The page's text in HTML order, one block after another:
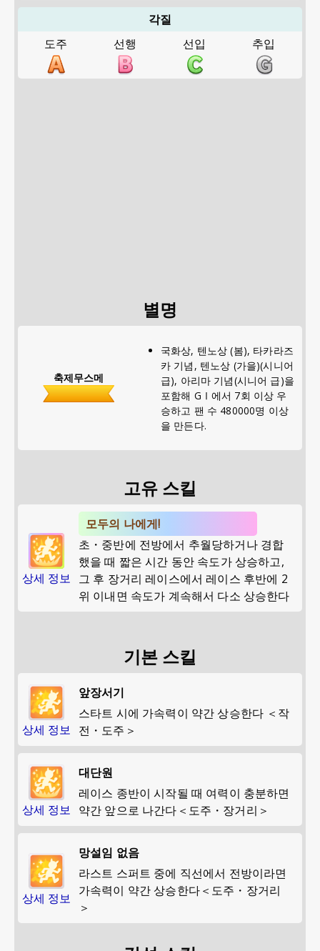
각질
도주
선행 선입 추입
별명
축제무스메
국화상, 텐노상 (봄), 타카라즈
카 기념, 텐노상 (가을)(시니어
급), 아리마 기념(시니어 급)을
포함해 GⅠ에서 7회 이상 우
승하고 팬 수 480000명 이상
을 만든다.
고유 스킬
상세 정보
모두의 나에게!
초・중반에 전방에서 추월당하거나 경합
했을 때 짧은 시간 동안 속도가 상승하고,
그 후 장거리 레이스에서 레이스 후반에 2
위 이내면 속도가 계속해서 다소 상승한다
기본 스킬
상세 정보
앞장서기
스타트 시에 가속력이 약간 상승한다 ＜작
전・도주＞
상세 정보
대단원
레이스 종반이 시작될 때 여력이 충분하면
약간 앞으로 나간다＜도주・장거리＞
상세 정보
망설임 없음
라스트 스퍼트 중에 직선에서 전방이라면
가속력이 약간 상승한다＜도주・장거리
＞